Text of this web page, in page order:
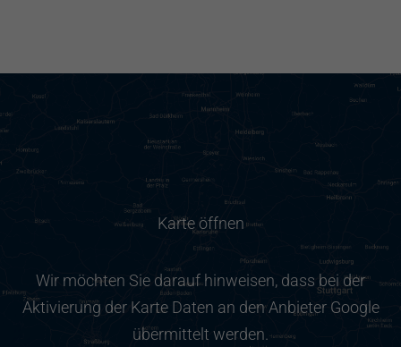
Karte öffnen
Wir möchten Sie darauf hinweisen, dass bei der
Aktivierung der Karte Daten an den Anbieter Google
übermittelt werden.